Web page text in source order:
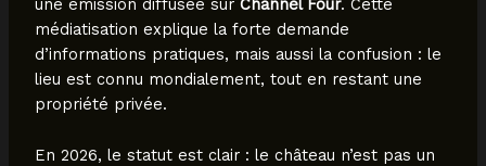
une émission diffusée sur Channel Four. Cette
médiatisation explique la forte demande
d’informations pratiques, mais aussi la confusion : le
lieu est connu mondialement, tout en restant une
propriété privée.
En 2026, le statut est clair : le château n’est pas un